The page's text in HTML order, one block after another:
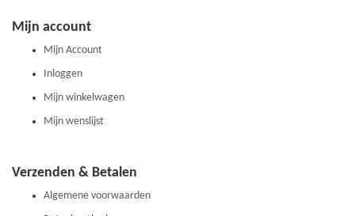
Mijn account
Mijn Account
Inloggen
Mijn winkelwagen
Mijn wenslijst
Verzenden & Betalen
Algemene voorwaarden